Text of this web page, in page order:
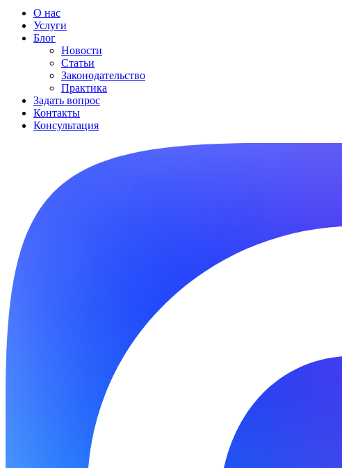
О нас
Услуги
Блог
Новости
Статьи
Законодательство
Практика
Задать вопрос
Контакты
Консультация